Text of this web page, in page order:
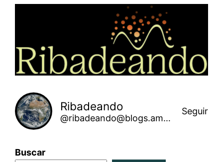
Ribadeando
@ribadeando@blogs.amarinha.gal
Seguir
Buscar